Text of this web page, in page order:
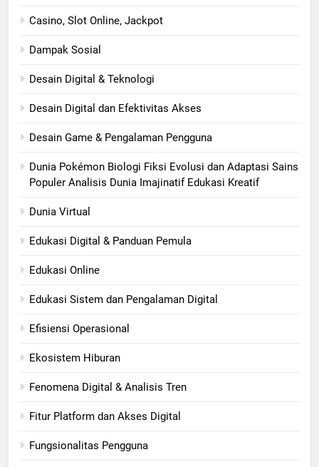
Casino, Slot Online, Jackpot
Dampak Sosial
Desain Digital & Teknologi
Desain Digital dan Efektivitas Akses
Desain Game & Pengalaman Pengguna
Dunia Pokémon Biologi Fiksi Evolusi dan Adaptasi Sains
Populer Analisis Dunia Imajinatif Edukasi Kreatif
Dunia Virtual
Edukasi Digital & Panduan Pemula
Edukasi Online
Edukasi Sistem dan Pengalaman Digital
Efisiensi Operasional
Ekosistem Hiburan
Fenomena Digital & Analisis Tren
Fitur Platform dan Akses Digital
Fungsionalitas Pengguna